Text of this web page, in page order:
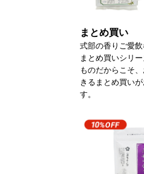
まとめ買い
式部の香りご愛
まとめ買いシリ
ものだからこそ
きるまとめ買い
す。